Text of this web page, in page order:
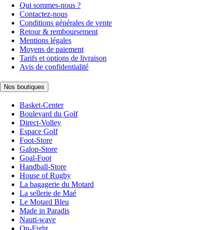
Qui sommes-nous ?
Contactez-nous
Conditions générales de vente
Retour & remboursement
Mentions légales
Moyens de paiement
Tarifs et options de livraison
Avis de confidentialité
Nos boutiques
Basket-Center
Boulevard du Golf
Direct-Volley
Espace Golf
Foot-Store
Galop-Store
Goal-Foot
Handball-Store
House of Rugby
La bagagerie du Motard
La sellerie de Maé
Le Motard Bleu
Made in Paradis
Nauti-wave